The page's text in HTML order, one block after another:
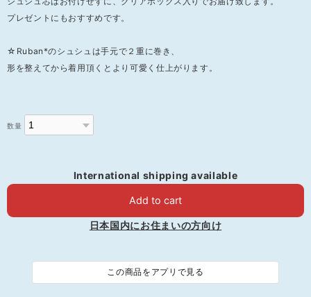
プレゼントにもおすすめです。
☆Ruban*のシュシュは手元で２重に巻き、
形を整えてから着用頂くとより可愛く仕上がります。
数量
International shipping available
Add to cart
日本国内にお住まいの方向け
この商品をアプリで見る